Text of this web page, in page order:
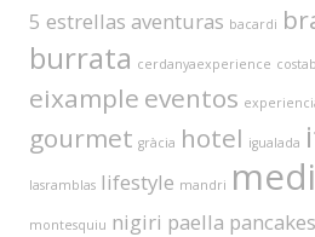
5 estrellas aventuras bacardi
burrata cerdanyaexperience
eixample eventos
gourmet gràcia hotel igualada
lasramblas lifestyle mandri
montesquiu nigiri paella pancakes